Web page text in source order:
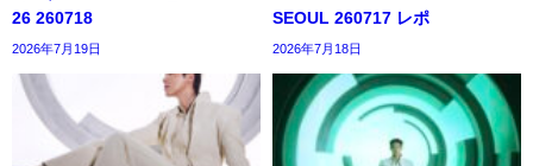
26 260718
2026年7月19日
SEOUL 260717 レポ
2026年7月18日